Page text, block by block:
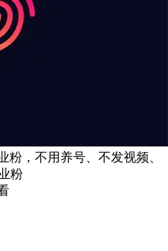
粉，不用养号、不发视频、
粉